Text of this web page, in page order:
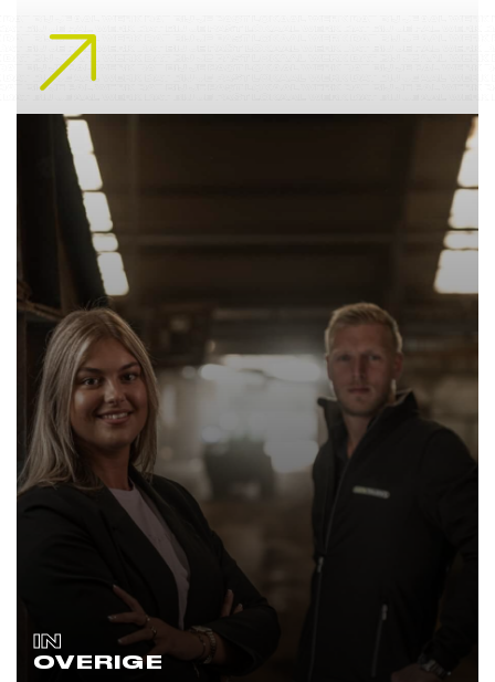
IN
OVERIGE